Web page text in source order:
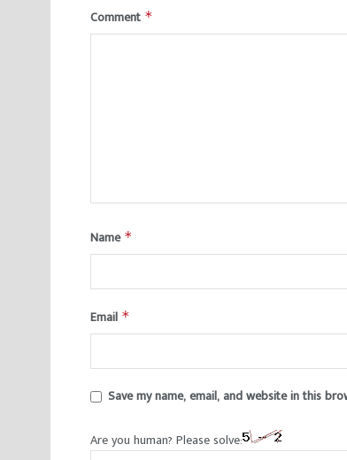
Comment *
Name *
Email *
Save my name, email, and website in this
Are you human? Please solve: